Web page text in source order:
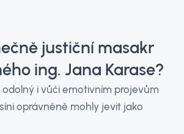
justiční masakr
ing. Jana Karase?
i vůči emotivním projevům
oprávněně mohly jevit jako